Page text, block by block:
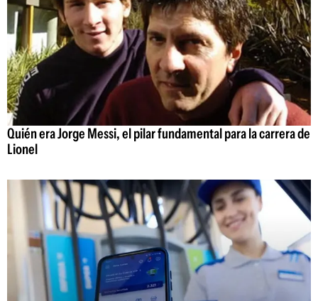
Quién era Jorge Messi, el pilar fundamental para la carrera de
Lionel